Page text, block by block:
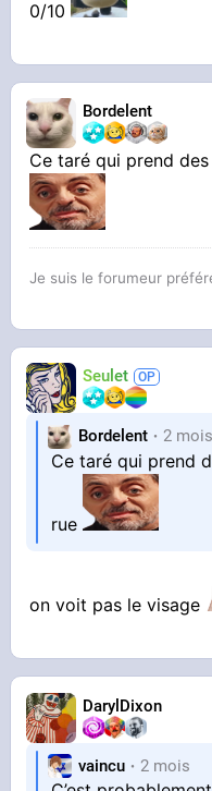
photo prise à
0/10
Bordelent
Ce taré qui prend
Je suis le forumeur
Seulet
Bordelent 2 mois
Ce taré qui prend
rue
on voit pas le visage
DarylDixon
vaincu 2 mois